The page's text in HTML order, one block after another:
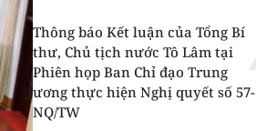
Thông báo Kết luận của Tổng Bí
thư, Chủ tịch nước Tô Lâm tại
Phiên họp Ban Chỉ đạo Trung
ương thực hiện Nghị quyết số 57-
NQ/TW